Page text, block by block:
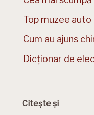
Top muzee auto
Cum au ajuns
Dicționar de
Citește și